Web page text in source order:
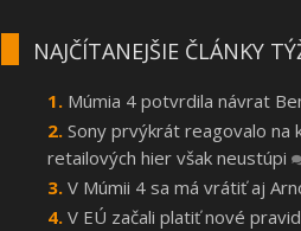
NAJČÍTANEJŠIE ČLÁNKY
Múmia 4 potvrdila návrat
Sony prvýkrát reagovalo na
retailových hier však neustúpi
V Múmii 4 sa má vrátiť aj
V EÚ začali platiť nové